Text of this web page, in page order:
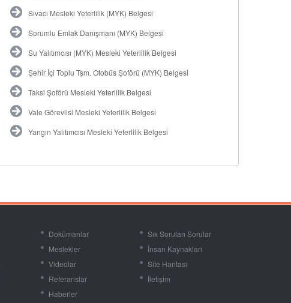
Sıvacı Mesleki Yeterlilik (MYK) Belgesi
Sorumlu Emlak Danışmanı (MYK) Belgesi
Su Yalıtımcısı (MYK) Mesleki Yeterlilik Belgesi
Şehir İçi Toplu Tşm. Otobüs Şoförü (MYK) Belgesi
Taksi Şoförü Mesleki Yeterlilik Belgesi
Vale Görevlisi Mesleki Yeterlilik Belgesi
Yangın Yalıtımcısı Mesleki Yeterlilik Belgesi
Dokümanlar
Meslekler
Videolar
Referanslar
Haberler
Sık Sorulan Sorular
İnsan Kaynakları
Site Haritası
İletişim